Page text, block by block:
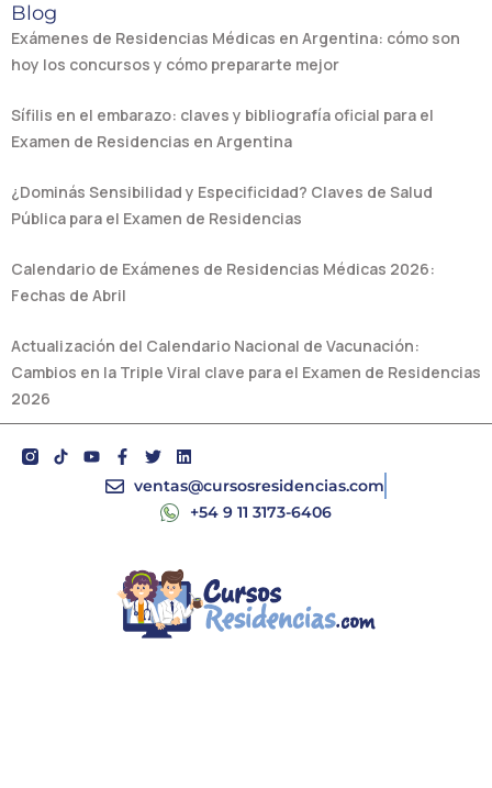
Blog
Exámenes de Residencias Médicas en Argentina: cómo son
hoy los concursos y cómo prepararte mejor
Sífilis en el embarazo: claves y bibliografía oficial para el
Examen de Residencias en Argentina
¿Dominás Sensibilidad y Especificidad? Claves de Salud
Pública para el Examen de Residencias
Calendario de Exámenes de Residencias Médicas 2026:
Fechas de Abril
Actualización del Calendario Nacional de Vacunación:
Cambios en la Triple Viral clave para el Examen de Residencias
2026
Y
o
F
a
c
k
-
f
T
w
i
L
i
n
e
n
ventas@cursosresidencias.com
+54 9 11 3173-6406